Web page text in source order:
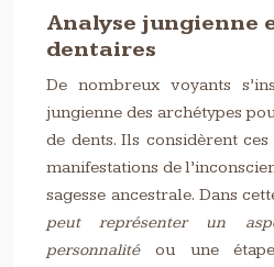
Analyse jungienne
dentaires
De nombreux voyants
jungienne des archétypes
de dents. Ils considèrent
manifestations de
sagesse ancestrale. Dans
peut représenter un
personnalité ou une